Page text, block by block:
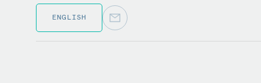
ENGLISH